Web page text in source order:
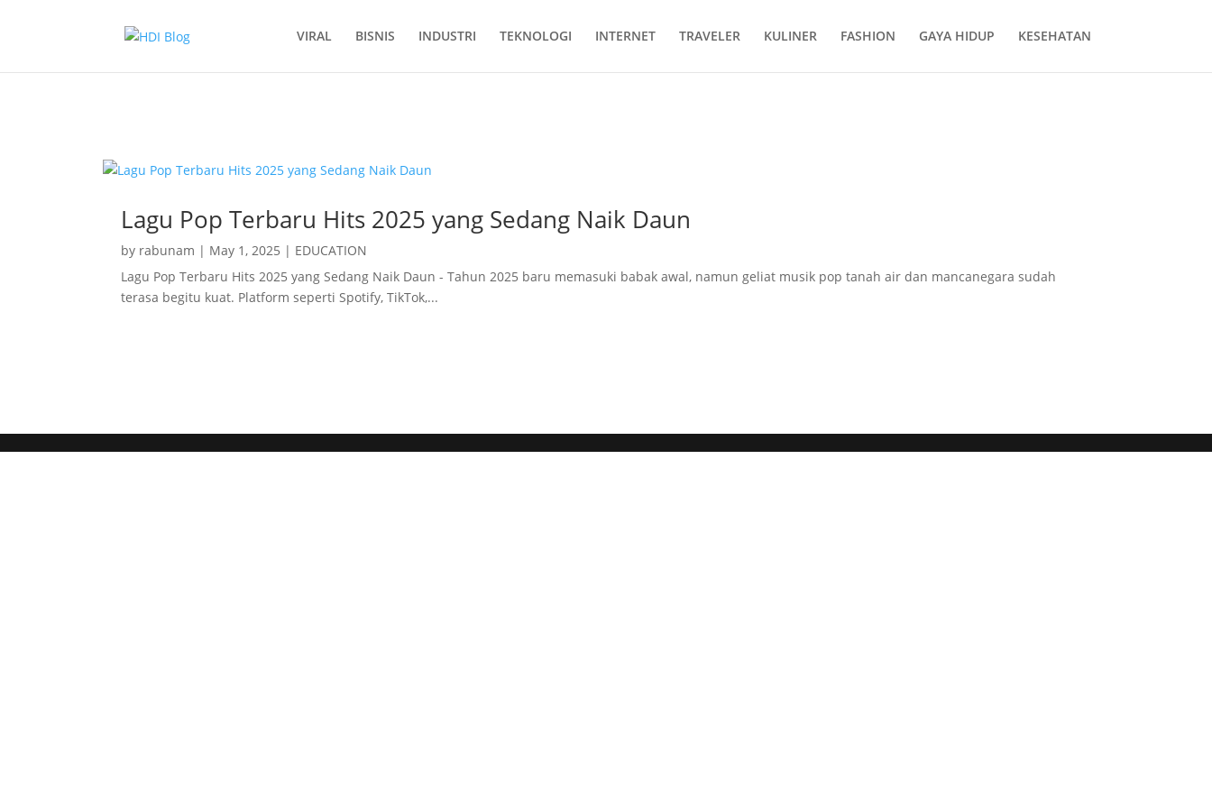
VIRAL BISNIS INDUSTRI TEKNOLOGI INTERNET TRAVELER KULINER FASHION GAYA HIDUP KESEHATAN
Lagu Pop Terbaru Hits 2025 yang Sedang Naik Daun
Lagu Pop Terbaru Hits 2025 yang Sedang Naik Daun
by rabunam | May 1, 2025 | EDUCATION
Lagu Pop Terbaru Hits 2025 yang Sedang Naik Daun - Tahun 2025 baru memasuki babak awal, namun geliat musik pop tanah air dan mancanegara sudah
terasa begitu kuat. Platform seperti Spotify, TikTok,...